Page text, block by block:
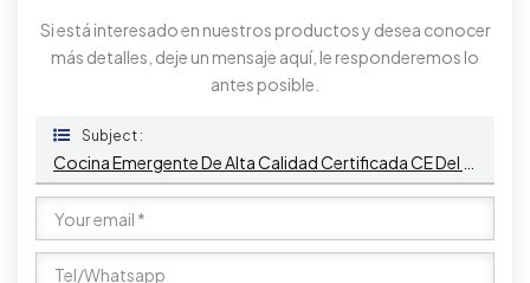
Si está interesado en nuestros productos y desea conocer
más detalles, deje un mensaje aquí, le responderemos lo
antes posible.
Subject :